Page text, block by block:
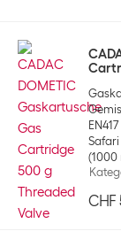
EN417
(1000
CHF